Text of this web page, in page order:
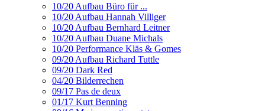
10/20 Aufbau Büro für ...
10/20 Aufbau Hannah Villiger
10/20 Aufbau Bernhard Leitner
10/20 Aufbau Duane Michals
10/20 Performance Kläs & Gomes
09/20 Aufbau Richard Tuttle
09/20 Dark Red
04/20 Bilderrechen
09/17 Pas de deux
01/17 Kurt Benning